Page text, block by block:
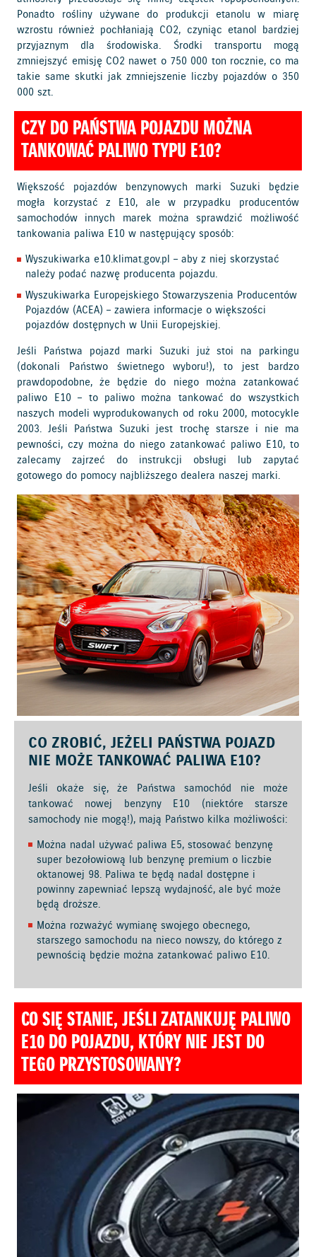
Ponadto rośliny używane do produkcji etanolu w miarę
wzrostu również pochłaniają CO2, czyniąc etanol bardziej
przyjaznym dla środowiska. Środki transportu mogą
zmniejszyć emisję CO2 nawet o 750 000 ton rocznie, co ma
takie same skutki jak zmniejszenie liczby pojazdów o 350
000 szt.
CZY DO PAŃSTWA POJAZDU MOŻNA
TANKOWAĆ PALIWO TYPU E10?
Większość pojazdów benzynowych marki Suzuki będzie
mogła korzystać z E10, ale w przypadku producentów
samochodów innych marek można sprawdzić możliwość
tankowania paliwa E10 w następujący sposób:
Wyszukiwarka e10.klimat.gov.pl – aby z niej skorzystać
należy podać nazwę producenta pojazdu.
Wyszukiwarka Europejskiego Stowarzyszenia Producentów
Pojazdów (ACEA) – zawiera informacje o większości
pojazdów dostępnych w Unii Europejskiej.
Jeśli Państwa pojazd marki Suzuki już stoi na parkingu
(dokonali Państwo świetnego wyboru!), to jest bardzo
prawdopodobne, że będzie do niego można zatankować
paliwo E10 – to paliwo można tankować do wszystkich
naszych modeli wyprodukowanych od roku 2000, motocykle
2003. Jeśli Państwa Suzuki jest trochę starsze i nie ma
pewności, czy można do niego zatankować paliwo E10, to
zalecamy zajrzeć do instrukcji obsługi lub zapytać
gotowego do pomocy najbliższego dealera naszej marki.
CO ZROBIĆ, JEŻELI PAŃSTWA POJAZD
NIE MOŻE TANKOWAĆ PALIWA E10?
Jeśli okaże się, że Państwa samochód nie może
tankować nowej benzyny E10 (niektóre starsze
samochody nie mogą!), mają Państwo kilka możliwości:
Można nadal używać paliwa E5, stosować benzynę
super bezołowiową lub benzynę premium o liczbie
oktanowej 98. Paliwa te będą nadal dostępne i
powinny zapewniać lepszą wydajność, ale być może
będą droższe.
Można rozważyć wymianę swojego obecnego,
starszego samochodu na nieco nowszy, do którego z
pewnością będzie można zatankować paliwo E10.
CO SIĘ STANIE, JEŚLI ZATANKUJĘ PALIWO
E10 DO POJAZDU, KTÓRY NIE JEST DO
TEGO PRZYSTOSOWANY?